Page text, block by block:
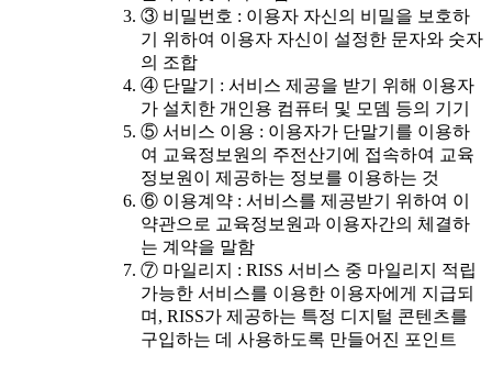
③ 비밀번호 : 이용자 자신의 비밀을 보호하
기 위하여 이용자 자신이 설정한 문자와 숫자
의 조합
④ 단말기 : 서비스 제공을 받기 위해 이용자
가 설치한 개인용 컴퓨터 및 모뎀 등의 기기
⑤ 서비스 이용 : 이용자가 단말기를 이용하
여 교육정보원의 주전산기에 접속하여 교육
정보원이 제공하는 정보를 이용하는 것
⑥ 이용계약 : 서비스를 제공받기 위하여 이
약관으로 교육정보원과 이용자간의 체결하
는 계약을 말함
⑦ 마일리지 : RISS 서비스 중 마일리지 적립
가능한 서비스를 이용한 이용자에게 지급되
며, RISS가 제공하는 특정 디지털 콘텐츠를
구입하는 데 사용하도록 만들어진 포인트